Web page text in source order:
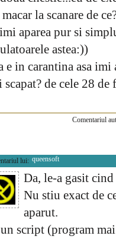
la scanare de
aparea pur si
astea:))
e in carantina asa imi
scapat? de cele 28 de
Comentariul
lui: queensoft
Da, le-a gasit cind
Nu stiu exact de
aparut.
script (program